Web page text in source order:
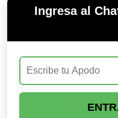
Ingresa al